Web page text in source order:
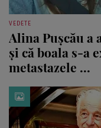
VEDETE
Alina Pușcău a
și că boala s-a
metastazele ...